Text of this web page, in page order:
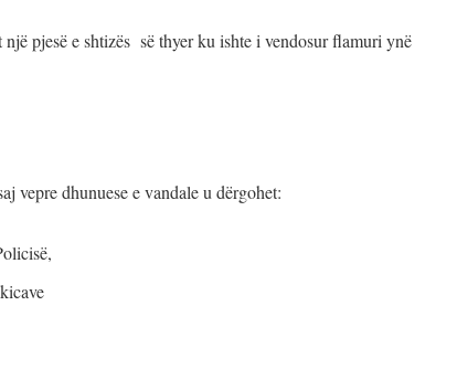
pjesë e shtizës së thyer ku ishte i vendosur flamuri ynë
vepre dhunuese e vandale u dërgohet: